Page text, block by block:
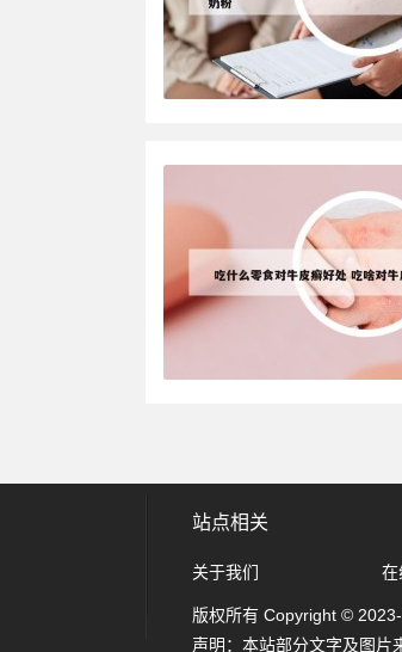
站点相关
关于我们 在
版权所有 Copyright ©
声明：本站部分文字及图片